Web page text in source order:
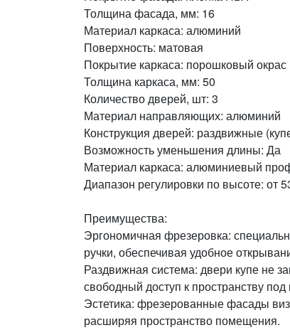
Толщина фасада, мм: 16
Материал каркаса: алюминий
Поверхность: матовая
Покрытие каркаса: порошковый окрас
Толщина каркаса, мм: 50
Количество дверей, шт: 3
Материал направляющих: алюминий
Конструкция дверей: раздвижные
Возможность уменьшения длины: Да
Материал каркаса: алюминиевый
Диапазон регулировки по высоте: от
Преимущества:
Эргономичная фрезеровка:
ручки, обеспечивая удобное
Раздвижная система: двери купе не
свободный доступ к пространству под
Эстетика: фрезерованные фасады
расширяя пространство помещения.